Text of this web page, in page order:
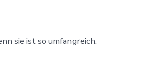
sie ist so umfangreich.